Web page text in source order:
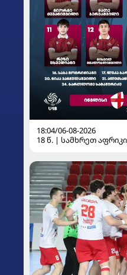
18:04/06-08-2026
18 წ. | სამხრეთ